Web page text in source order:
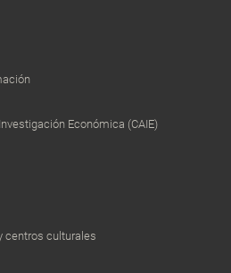
Económica (CAIE)
centros culturales